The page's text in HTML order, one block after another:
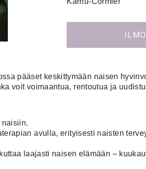
pääset keskittymään naisen
voit voimaantua, rentoutua ja
avulla, erityisesti naisten
laajasti naisen elämään –